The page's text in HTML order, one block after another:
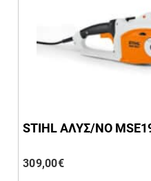
STIHL ΑΛΥΣ/ΝΟ
309,00€